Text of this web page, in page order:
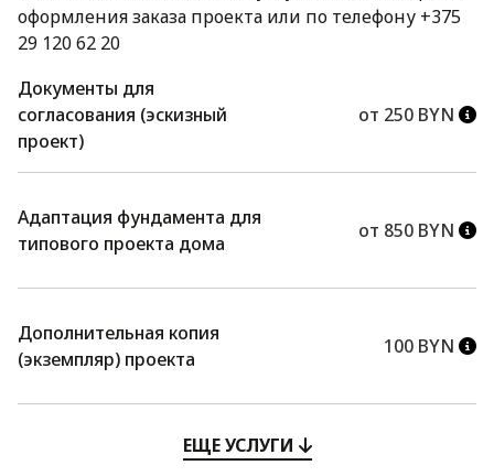
оформления заказа проекта или по телефону +375
29 120 62 20
Документы для
согласования (эскизный
проект)
от 250 BYN
Адаптация фундамента для
типового проекта дома
от 850 BYN
Дополнительная копия
(экземпляр) проекта
100 BYN
ЕЩЕ УСЛУГИ